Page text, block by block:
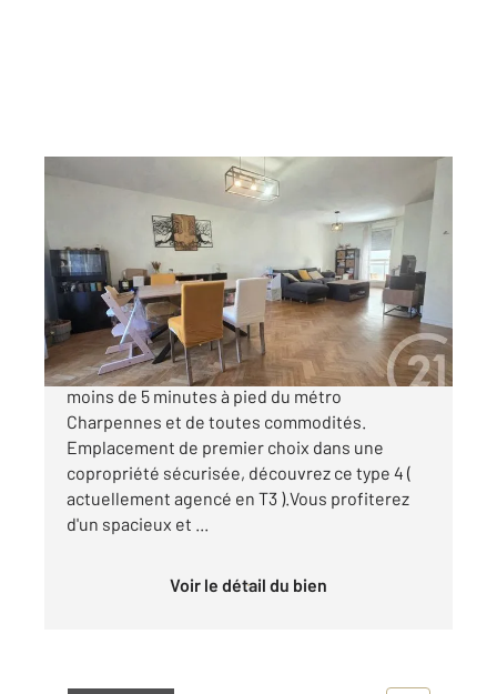
VILLEURBANNE 69
Ref : 136313
Appartement F4 à vendre
330 000 €
CHARPENNES - Rue des CHARMETTES - A
moins de 5 minutes à pied du métro
Charpennes et de toutes commodités.
Emplacement de premier choix dans une
copropriété sécurisée, découvrez ce type 4 (
actuellement agencé en T3 ).Vous profiterez
d'un spacieux et ...
Voir le détail du bien